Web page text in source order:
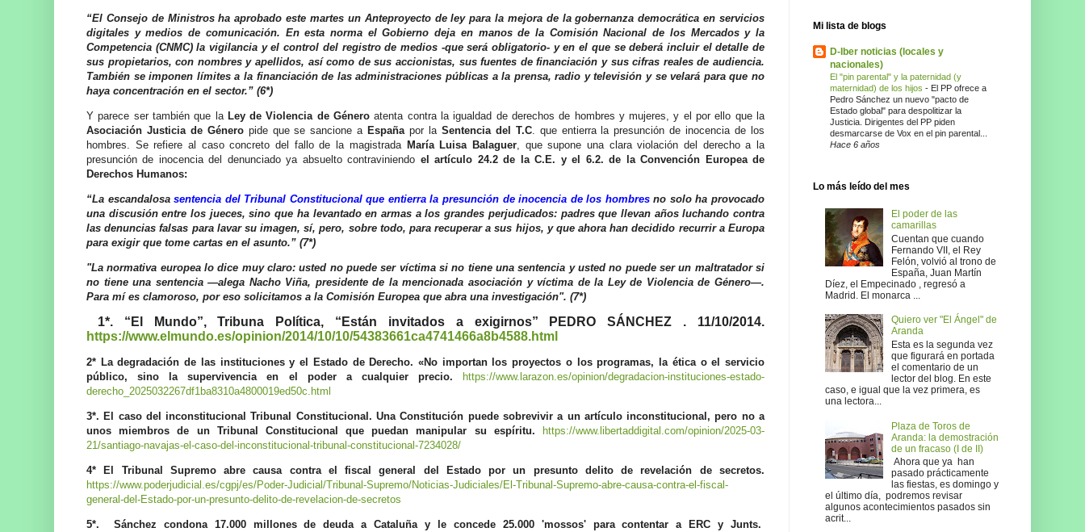
“El Consejo de Ministros ha aprobado este martes un Anteproyecto de ley para la mejora de la gobernanza democrática en servicios
digitales y medios de comunicación. En esta norma el Gobierno deja en manos de la Comisión Nacional de los Mercados y la
Competencia (CNMC) la vigilancia y el control del registro de medios -que será obligatorio- y en el que se deberá incluir el detalle de
sus propietarios, con nombres y apellidos, así como de sus accionistas, sus fuentes de financiación y sus cifras reales de audiencia.
También se imponen límites a la financiación de las administraciones públicas a la prensa, radio y televisión y se velará para que no
haya concentración en el sector.” (6*)
Y parece ser también que la Ley de Violencia de Género atenta contra la igualdad de derechos de hombres y mujeres, y el por ello que la
Asociación Justicia de Géneropide que se sancione a España por la Sentencia del T.C. que entierra la presunción de inocencia de los
hombres. Se refiere al caso concreto del fallo de la magistrada María Luisa Balaguer, que supone una clara violación del derecho a la
presunción de inocencia del denunciado ya absuelto contraviniendo el artículo 24.2 de la C.E. y el 6.2. de la Convención Europea de
Derechos Humanos:
“La escandalosasentencia del Tribunal Constitucional que entierra la presunción de inocencia de los hombresno solo ha provocado
una discusión entre los jueces, sino que ha levantado en armas a los grandes perjudicados: padres que llevan años luchando contra
las denuncias falsas para lavar su imagen, sí, pero, sobre todo, para recuperar a sus hijos, y que ahora han decidido recurrir a Europa
para exigir que tome cartas en el asunto.” (7*)
"La normativa europea lo dice muy claro: usted no puede ser víctima si no tiene una sentencia y usted no puede ser un maltratador si
no tiene una sentencia —alega Nacho Viña, presidente de la mencionada asociación y víctima de la Ley de Violencia de Género—.
Para mí es clamoroso, por eso solicitamos a la Comisión Europea que abra una investigación". (7*)
1*. “El Mundo”, Tribuna Política, “Están invitados a exigirnos” PEDRO SÁNCHEZ . 11/10/2014.
https://www.elmundo.es/opinion/2014/10/10/54383661ca4741466a8b4588.html
2* La degradación de las instituciones y el Estado de Derecho. «No importan los proyectos o los programas, la ética o el servicio
público, sino la supervivencia en el poder a cualquier precio. https://www.larazon.es/opinion/degradacion-instituciones-estado-
derecho_2025032267df1ba8310a4800019ed50c.html
3*. El caso del inconstitucional Tribunal Constitucional. Una Constitución puede sobrevivir a un artículo inconstitucional, pero no a
unos miembros de un Tribunal Constitucional que puedan manipular su espíritu.
https://www.libertaddigital.com/opinion/2025-03-
21/santiago-navajas-el-caso-del-inconstitucional-tribunal-constitucional-7234028/
4* El Tribunal Supremo abre causa contra el fiscal general del Estado por un presunto delito de revelación de secretos.
https://www.poderjudicial.es/cgpj/es/Poder-Judicial/Tribunal-Supremo/Noticias-Judiciales/El-Tribunal-Supremo-abre-causa-contra-el-fiscal-
general-del-Estado-por-un-presunto-delito-de-revelacion-de-secretos
5*.
Sánchez condona 17.000 millones de deuda a Cataluña y le concede 25.000 'mossos' para contentar a ERC y Junts.
Mi lista de blogs
D-Iber noticias (locales y
nacionales)
El "pin parental" y la paternidad (y
maternidad) de los hijos - El PP ofrece a
Pedro Sánchez un nuevo "pacto de
Estado global" para despolitizar la
Justicia. Dirigentes del PP piden
desmarcarse de Vox en el pin parental...
Hace 6 años
Lo más leído del mes
El poder de las
camarillas
Cuentan que cuando
Fernando VII, el Rey
Felón, volvió al trono de
España, Juan Martín
Díez, el Empecinado , regresó a
Madrid. El monarca ...
Quiero ver "El Ángel" de
Aranda
Esta es la segunda vez
que figurará en portada
el comentario de un
lector del blog. En este
caso, e igual que la vez primera, es
una lectora...
Plaza de Toros de
Aranda: la demostración
de un fracaso (I de II)
Ahora que ya han
pasado prácticamente
las fiestas, es domingo y
el último día, podremos revisar
algunos acontecimientos pasados sin
acrit...